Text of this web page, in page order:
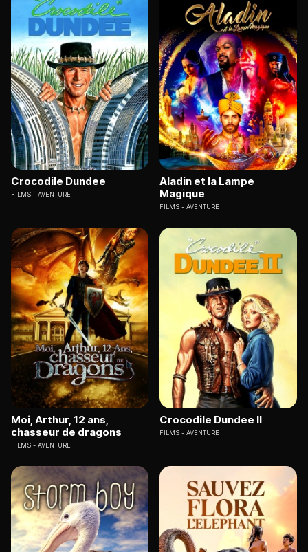
Crocodile Dundee
FILMS AVENTURE
Aladin et la Lampe
Magique
FILMS AVENTURE
Moi, Arthur, 12 ans,
chasseur de dragons
FILMS AVENTURE
Crocodile Dundee II
FILMS AVENTURE